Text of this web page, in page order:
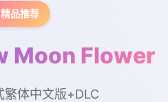
品推荐
Moon Flower
繁体中文版+DLC